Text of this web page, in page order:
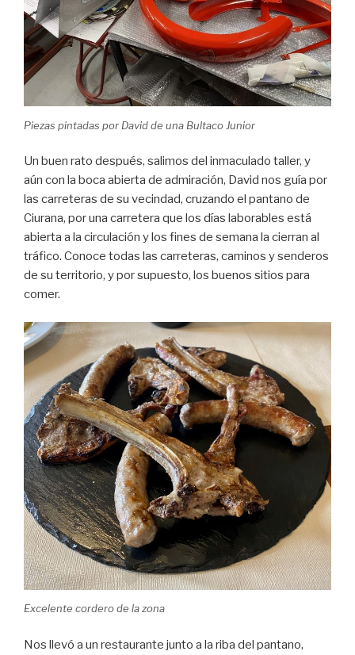
Piezas pintadas por David de una Bultaco Junior
Un buen rato después, salimos del inmaculado taller, y
aún con la boca abierta de admiración, David nos guía por
las carreteras de su vecindad, cruzando el pantano de
Ciurana, por una carretera que los días laborables está
abierta a la circulación y los fines de semana la cierran al
tráfico. Conoce todas las carreteras, caminos y senderos
de su territorio, y por supuesto, los buenos sitios para
comer.
Excelente cordero de la zona
Nos llevó a un restaurante junto a la riba del pantano,